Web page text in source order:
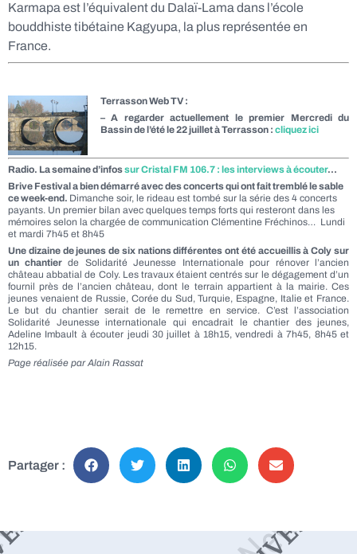
Karmapa est l’équivalent du Dalaï-Lama dans l’école
bouddhiste tibétaine Kagyupa, la plus représentée en
France.
Terrasson Web TV :
– A regarder actuellement le premier Mercredi du
Bassin de l’été le 22 juillet à Terrasson : cliquez ici
Radio. La semaine d’infossur Cristal FM 106.7 : les interviews à écouter…
Brive Festival a bien démarré avec des concerts qui ont fait tremblé le sable
ce week-end. Dimanche soir, le rideau est tombé sur la série des 4 concerts
payants. Un premier bilan avec quelques temps forts qui resteront dans les
mémoires selon la chargée de communication Clémentine Fréchinos… Lundi
et mardi 7h45 et 8h45
Une dizaine de jeunes de six nations différentes ont été accueillis à Coly sur
un chantierde Solidarité Jeunesse Internationale pour rénover l’ancien
château abbatial de Coly. Les travaux étaient centrés sur le dégagement d’un
fournil près de l’ancien château, dont le terrain appartient à la mairie. Ces
jeunes venaient de Russie, Corée du Sud, Turquie, Espagne, Italie et France.
Le but du chantier serait de le remettre en service. C’est l’association
Solidarité Jeunesse internationale qui encadrait le chantier des jeunes,
Adeline Imbault à écouter jeudi 30 juillet à 18h15, vendredi à 7h45, 8h45 et
12h15.
Page réalisée par Alain Rassat
Partager :